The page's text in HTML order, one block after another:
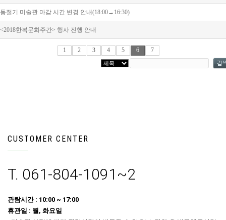
동절기 미술관 마감 시간 변경 안내(18:00→16:30)
<2018한복문화주간> 행사 진행 안내
1 2 3 4 5 6 7
CUSTOMER CENTER
T. 061-804-1091~2
관람시간 : 10:00 ~ 17:00
휴관일 : 월, 화요일